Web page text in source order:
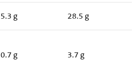
5.3 g 28.5 g
0.7 g 3.7 g